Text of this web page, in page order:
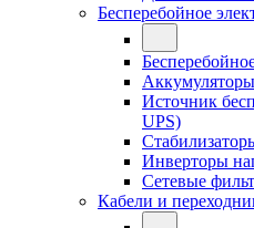
Бесперебойное
Источник
UPS)
Инверторы
Сетевые
Кабели и